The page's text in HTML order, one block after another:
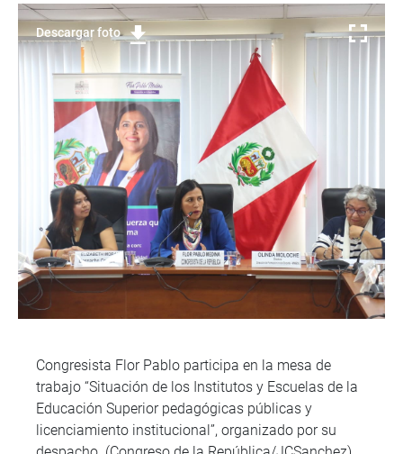
Descargar foto
Congresista Flor Pablo participa en la mesa de
trabajo “Situación de los Institutos y Escuelas de la
Educación Superior pedagógicas públicas y
licenciamiento institucional”, organizado por su